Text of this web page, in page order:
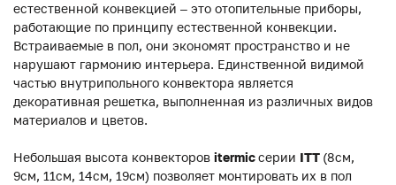
естественной конвекцией – это отопительные приборы,
работающие по принципу естественной конвекции.
Встраиваемые в пол, они экономят пространство и не
нарушают гармонию интерьера. Единственной видимой
частью внутрипольного конвектора является
декоративная решетка, выполненная из различных видов
материалов и цветов.
Небольшая высота конвекторов itermicсерии ITT (8см,
9см, 11см, 14см, 19см) позволяет монтировать их в пол